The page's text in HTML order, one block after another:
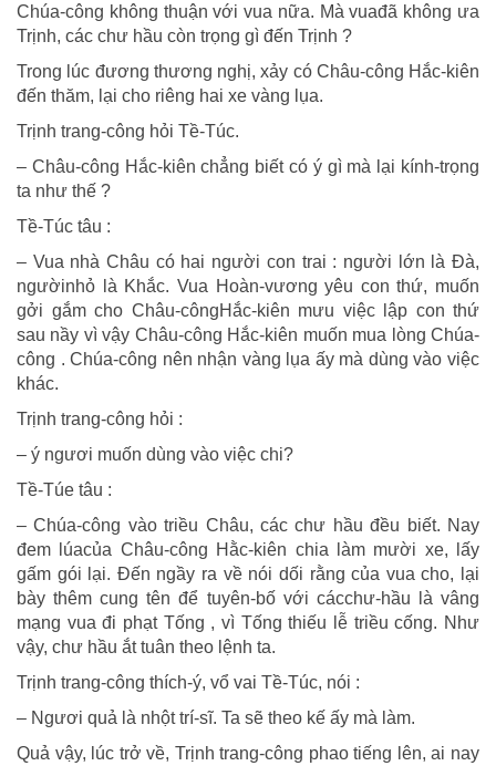
Chúa-công không thuận với vua nữa. Mà vuađã không ưa
Trịnh, các chư hầu còn trọng gì đến Trịnh ?
Trong lúc đương thương nghị, xảy có Châu-công Hắc-kiên
đến thăm, lại cho riêng hai xe vàng lụa.
Trịnh trang-công hỏi Tề-Túc.
– Châu-công Hắc-kiên chẳng biết có ý gì mà lại kính-trọng
ta như thế ?
Tề-Túc tâu :
– Vua nhà Châu có hai người con trai : người lớn là Đà,
ngườinhỏ là Khắc. Vua Hoàn-vương yêu con thứ, muốn
gởi gắm cho Châu-côngHắc-kiên mưu việc lập con thứ
sau nầy vì vậy Châu-công Hắc-kiên muốn mua lòng Chúa-
công . Chúa-công nên nhận vàng lụa ấy mà dùng vào việc
khác.
Trịnh trang-công hỏi :
– ý ngươi muốn dùng vào việc chi?
Tề-Túe tâu :
– Chúa-công vào triều Châu, các chư hầu đều biết. Nay
đem lúacủa Châu-công Hằc-kiên chia làm mười xe, lấy
gấm gói lại. Đến ngầy ra về nói dối rằng của vua cho, lại
bày thêm cung tên để tuyên-bố với cácchư-hầu là vâng
mạng vua đi phạt Tống , vì Tống thiếu lễ triều cống. Như
vậy, chư hầu ắt tuân theo lệnh ta.
Trịnh trang-công thích-ý, vổ vai Tề-Túc, nói :
– Ngươi quả là nhột trí-sĩ. Ta sẽ theo kế ấy mà làm.
Quả vậy, lúc trở về, Trịnh trang-công phao tiếng lên, ai nay